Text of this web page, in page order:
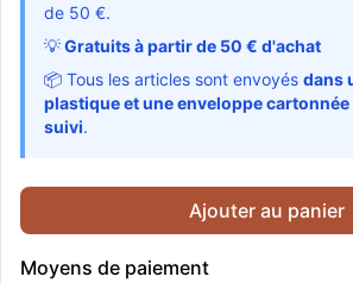
de 50 €.
💡Gratuits à partir de 50 € d'achat
📦 Tous les articles sont envoyés dans
plastique et une enveloppe
suivi.
Ajouter au panier
Moyens de paiement